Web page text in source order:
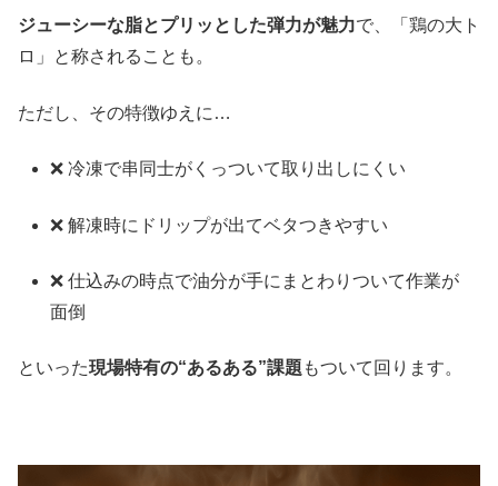
ジューシーな脂とプリッとした弾力が魅力で、「鶏の大ト
ロ」と称されることも。
ただし、その特徴ゆえに…
❌ 冷凍で串同士がくっついて取り出しにくい
❌ 解凍時にドリップが出てベタつきやすい
❌ 仕込みの時点で油分が手にまとわりついて作業が
面倒
といった現場特有の“あるある”課題 もついて回ります。